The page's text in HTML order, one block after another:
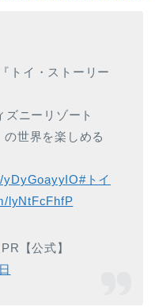
トイ・ストーリー
ニーリゾート
世界を楽しめる
yDyGoayyIO#トイ
lyNtFcFhfP
【公式】